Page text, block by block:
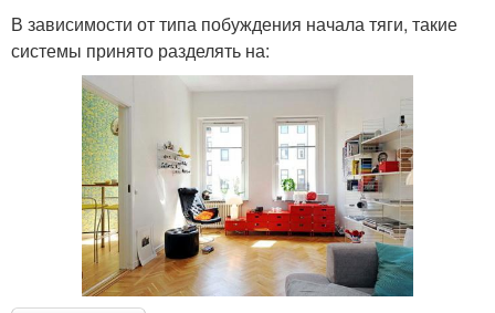
В зависимости от типа побуждения начала тяги, такие
системы принято разделять на: